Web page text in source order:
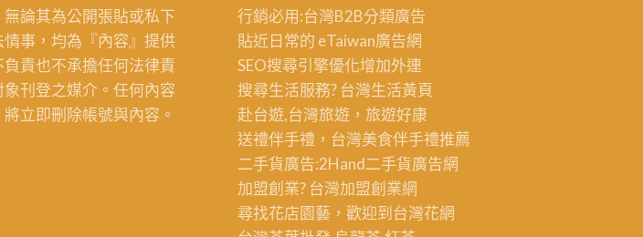
論其為公開張貼或私下
事，均為『內容』提供
責也不承擔任何法律責
刊登之媒介。任何內容
立即刪除帳號與內容。
行銷必用:台灣B2B分類廣告
貼近日常的 eTaiwan廣告網
SEO搜尋引擎優化增加外連
搜尋生活服務? 台灣生活黃頁
赴台遊,台灣旅遊 ，旅遊好康
送禮伴手禮，台灣美食伴手禮推薦
二手貨廣告:2Hand二手貨廣告網
加盟創業? 台灣加盟創業網
尋找花店園藝，歡迎到 台灣花網